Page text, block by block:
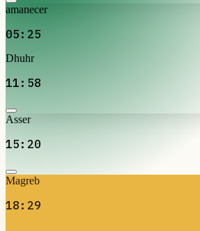
amanecer
05:25
Dhuhr
11:58
Asser
15:20
Magreb
18:29